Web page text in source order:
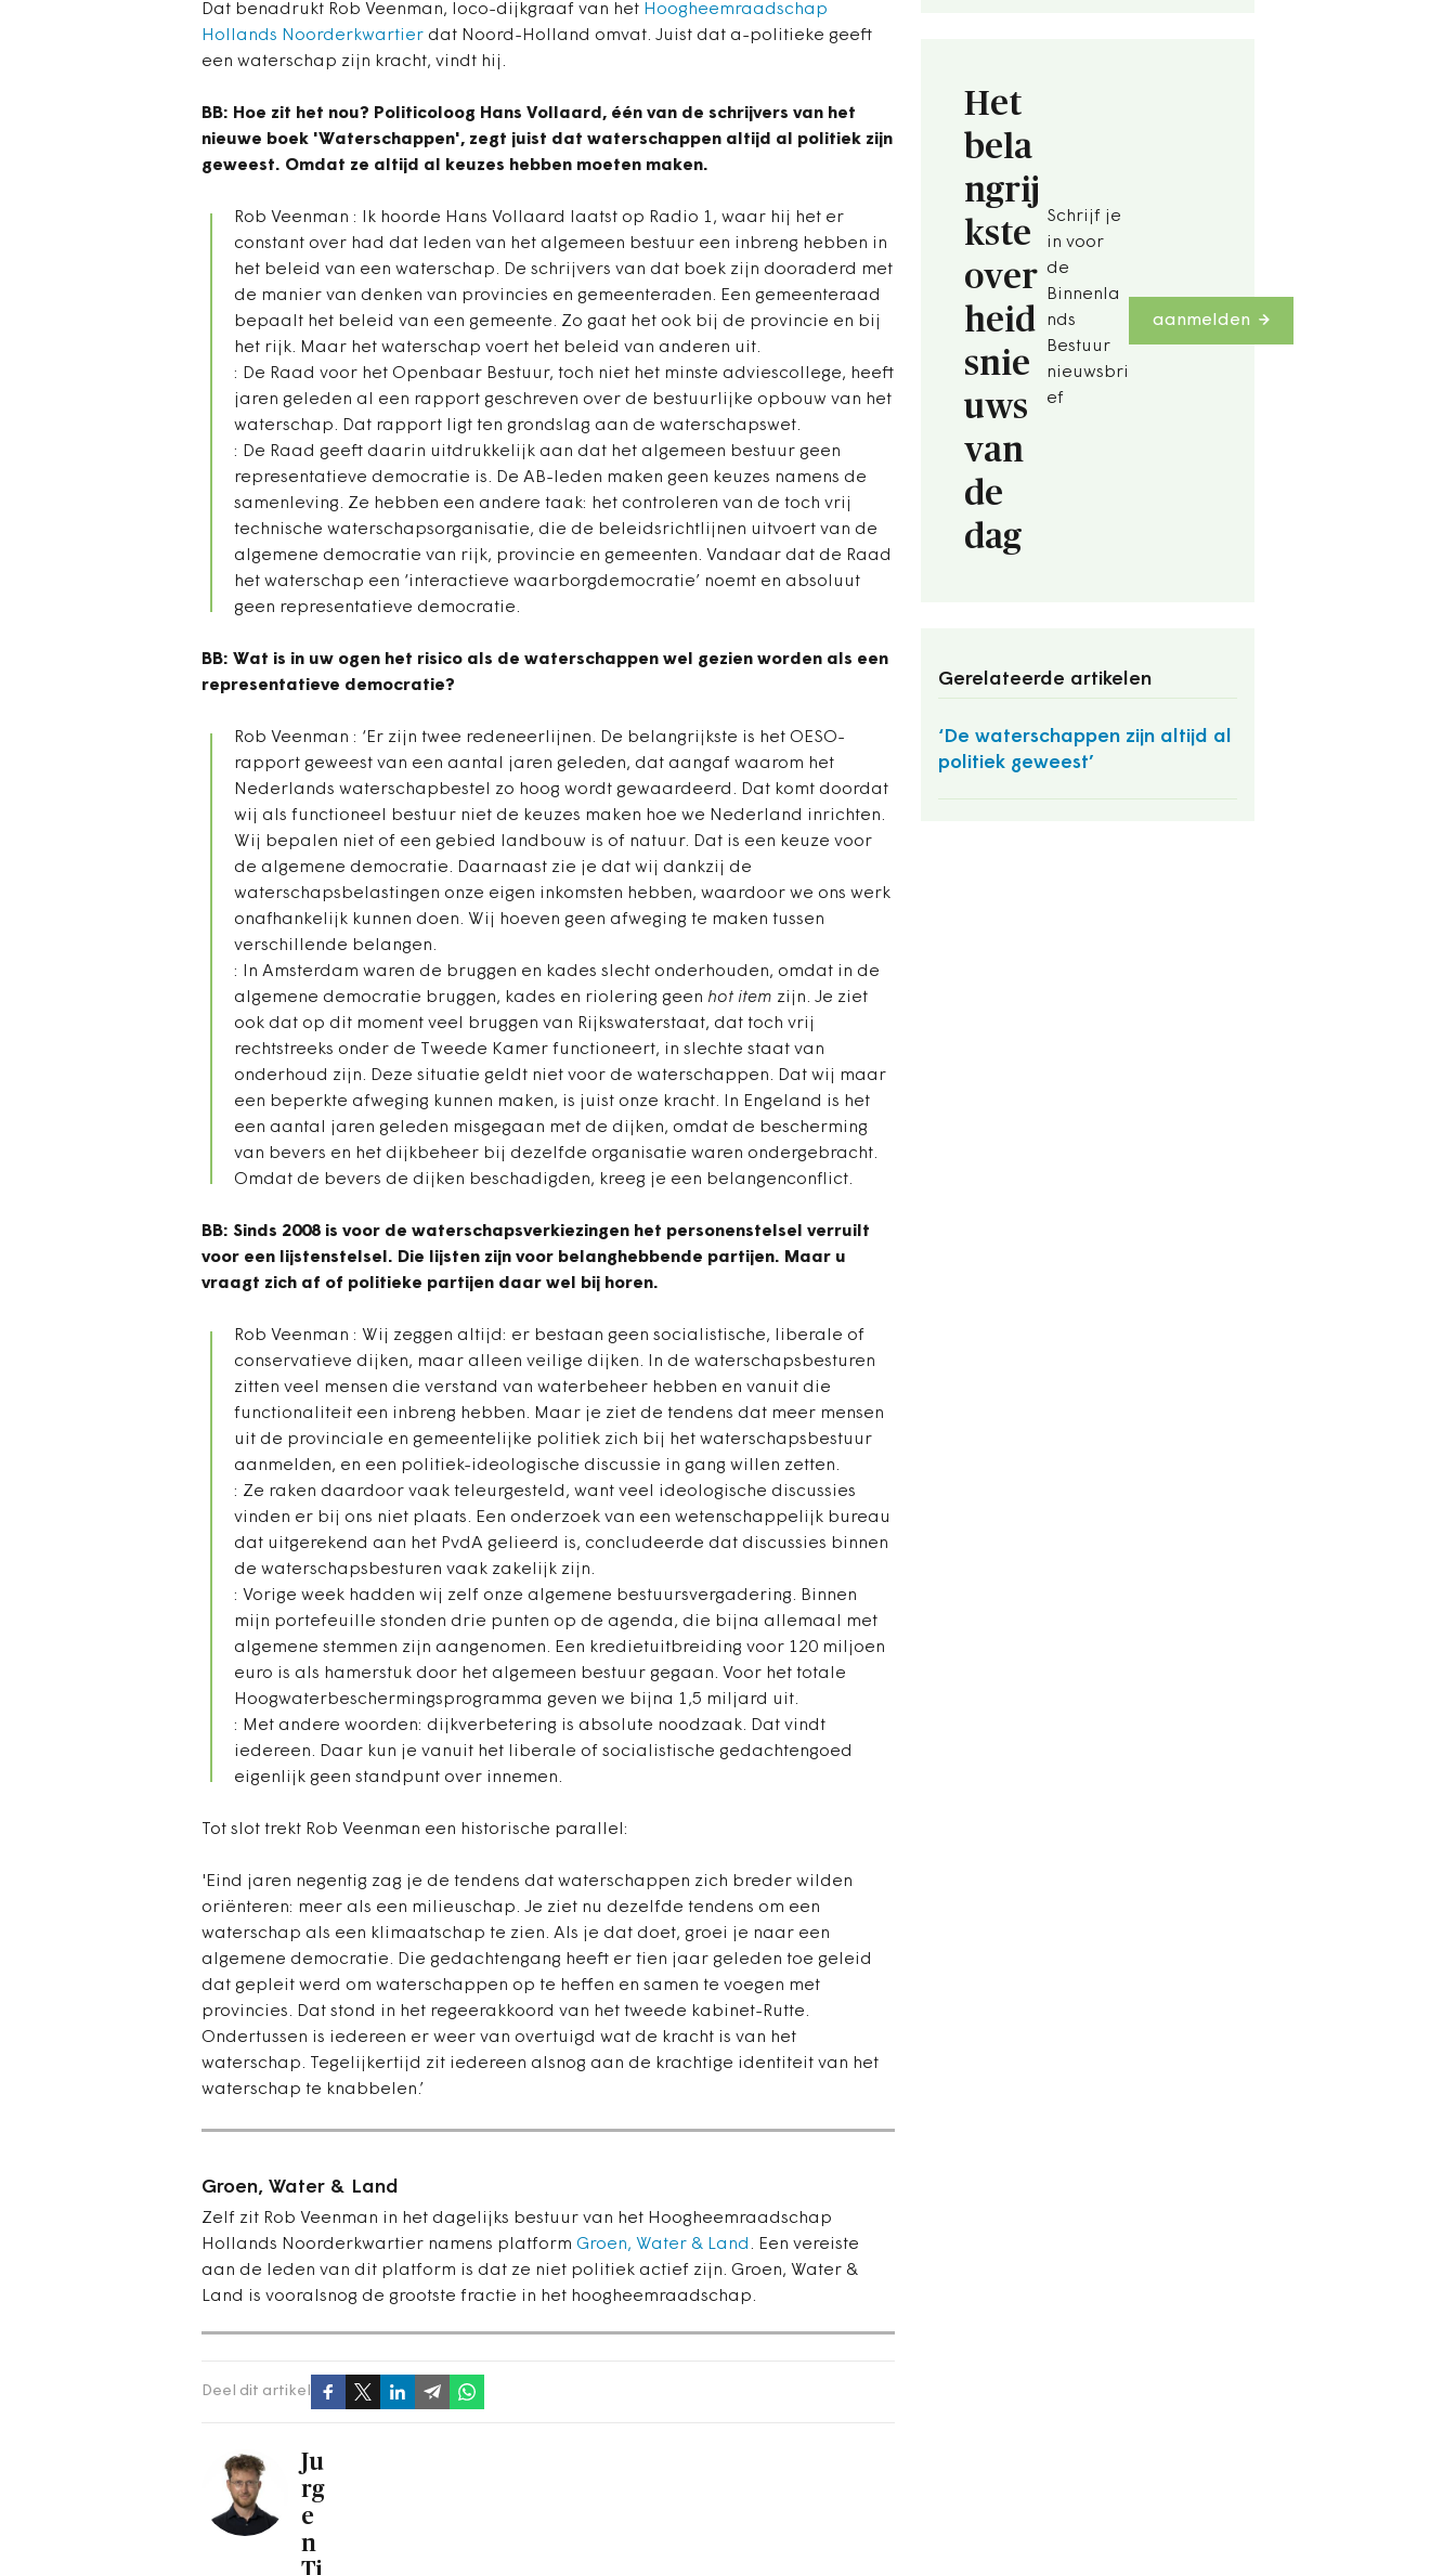
Dat benadrukt Rob Veenman, loco-dijkgraaf van het Hoogheemraadschap
Hollands Noorderkwartier dat Noord-Holland omvat. Juist dat a-politieke geeft
een waterschap zijn kracht, vindt hij.
Het
bela
ngrij
kste
over
heid
snie
uws
van
de
dag
Schrijf je
in voor
de
Binnenla
nds
Bestuur
nieuwsbri
ef
aanmelden
Gerelateerde artikelen
‘De waterschappen zijn altijd al
politiek geweest’
BB: Hoe zit het nou? Politicoloog Hans Vollaard, één van de schrijvers van het
nieuwe boek 'Waterschappen', zegt juist dat waterschappen altijd al politiek zijn
geweest. Omdat ze altijd al keuzes hebben moeten maken.
Rob Veenman : Ik hoorde Hans Vollaard laatst op Radio 1, waar hij het er
constant over had dat leden van het algemeen bestuur een inbreng hebben in
het beleid van een waterschap. De schrijvers van dat boek zijn dooraderd met
de manier van denken van provincies en gemeenteraden. Een gemeenteraad
bepaalt het beleid van een gemeente. Zo gaat het ook bij de provincie en bij
het rijk. Maar het waterschap voert het beleid van anderen uit.
: De Raad voor het Openbaar Bestuur, toch niet het minste adviescollege, heeft
jaren geleden al een rapport geschreven over de bestuurlijke opbouw van het
waterschap. Dat rapport ligt ten grondslag aan de waterschapswet.
: De Raad geeft daarin uitdrukkelijk aan dat het algemeen bestuur geen
representatieve democratie is. De AB-leden maken geen keuzes namens de
samenleving. Ze hebben een andere taak: het controleren van de toch vrij
technische waterschapsorganisatie, die de beleidsrichtlijnen uitvoert van de
algemene democratie van rijk, provincie en gemeenten. Vandaar dat de Raad
het waterschap een ‘interactieve waarborgdemocratie’ noemt en absoluut
geen representatieve democratie.
BB: Wat is in uw ogen het risico als de waterschappen wel gezien worden als een
representatieve democratie?
Rob Veenman : ‘Er zijn twee redeneerlijnen. De belangrijkste is het OESO-
rapport geweest van een aantal jaren geleden, dat aangaf waarom het
Nederlands waterschapbestel zo hoog wordt gewaardeerd. Dat komt doordat
wij als functioneel bestuur niet de keuzes maken hoe we Nederland inrichten.
Wij bepalen niet of een gebied landbouw is of natuur. Dat is een keuze voor
de algemene democratie. Daarnaast zie je dat wij dankzij de
waterschapsbelastingen onze eigen inkomsten hebben, waardoor we ons werk
onafhankelijk kunnen doen. Wij hoeven geen afweging te maken tussen
verschillende belangen.
: In Amsterdam waren de bruggen en kades slecht onderhouden, omdat in de
algemene democratie bruggen, kades en riolering geen hot item zijn. Je ziet
ook dat op dit moment veel bruggen van Rijkswaterstaat, dat toch vrij
rechtstreeks onder de Tweede Kamer functioneert, in slechte staat van
onderhoud zijn. Deze situatie geldt niet voor de waterschappen. Dat wij maar
een beperkte afweging kunnen maken, is juist onze kracht. In Engeland is het
een aantal jaren geleden misgegaan met de dijken, omdat de bescherming
van bevers en het dijkbeheer bij dezelfde organisatie waren ondergebracht.
Omdat de bevers de dijken beschadigden, kreeg je een belangenconflict.
BB: Sinds 2008 is voor de waterschapsverkiezingen het personenstelsel verruilt
voor een lijstenstelsel. Die lijsten zijn voor belanghebbende partijen. Maar u
vraagt zich af of politieke partijen daar wel bij horen.
Rob Veenman : Wij zeggen altijd: er bestaan geen socialistische, liberale of
conservatieve dijken, maar alleen veilige dijken. In de waterschapsbesturen
zitten veel mensen die verstand van waterbeheer hebben en vanuit die
functionaliteit een inbreng hebben. Maar je ziet de tendens dat meer mensen
uit de provinciale en gemeentelijke politiek zich bij het waterschapsbestuur
aanmelden, en een politiek-ideologische discussie in gang willen zetten.
: Ze raken daardoor vaak teleurgesteld, want veel ideologische discussies
vinden er bij ons niet plaats. Een onderzoek van een wetenschappelijk bureau
dat uitgerekend aan het PvdA gelieerd is, concludeerde dat discussies binnen
de waterschapsbesturen vaak zakelijk zijn.
: Vorige week hadden wij zelf onze algemene bestuursvergadering. Binnen
mijn portefeuille stonden drie punten op de agenda, die bijna allemaal met
algemene stemmen zijn aangenomen. Een kredietuitbreiding voor 120 miljoen
euro is als hamerstuk door het algemeen bestuur gegaan. Voor het totale
Hoogwaterbeschermingsprogramma geven we bijna 1,5 miljard uit.
: Met andere woorden: dijkverbetering is absolute noodzaak. Dat vindt
iedereen. Daar kun je vanuit het liberale of socialistische gedachtengoed
eigenlijk geen standpunt over innemen.
Tot slot trekt Rob Veenman een historische parallel:
'Eind jaren negentig zag je de tendens dat waterschappen zich breder wilden
oriënteren: meer als een milieuschap. Je ziet nu dezelfde tendens om een
waterschap als een klimaatschap te zien. Als je dat doet, groei je naar een
algemene democratie. Die gedachtengang heeft er tien jaar geleden toe geleid
dat gepleit werd om waterschappen op te heffen en samen te voegen met
provincies. Dat stond in het regeerakkoord van het tweede kabinet-Rutte.
Ondertussen is iedereen er weer van overtuigd wat de kracht is van het
waterschap. Tegelijkertijd zit iedereen alsnog aan de krachtige identiteit van het
waterschap te knabbelen.’
Groen, Water & Land
Zelf zit Rob Veenman in het dagelijks bestuur van het Hoogheemraadschap
Hollands Noorderkwartier namens platform Groen, Water & Land . Een vereiste
aan de leden van dit platform is dat ze niet politiek actief zijn. Groen, Water &
Land is vooralsnog de grootste fractie in het hoogheemraadschap.
Deel dit artikel
Ju
rg
e
n